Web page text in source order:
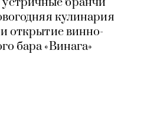
кулинария
открытие винно-
бара «Винага»